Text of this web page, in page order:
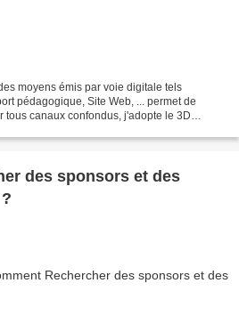
moyens émis par voie digitale tels
pédagogique, Site Web, ... permet de
tous canaux confondus, j'adopte le 3D
des sponsors et des